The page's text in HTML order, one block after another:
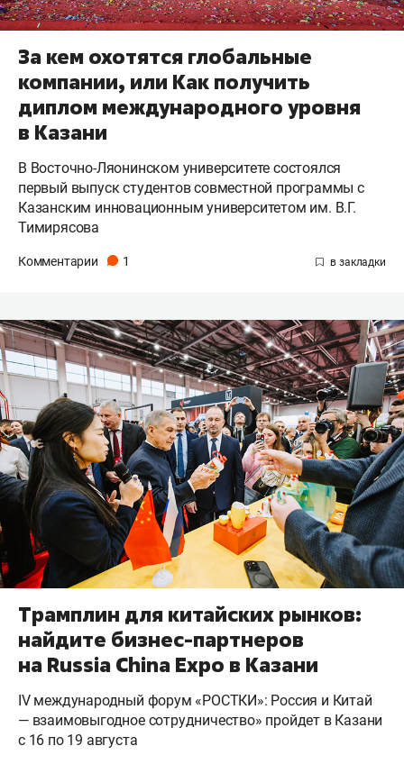
За кем охотятся глобальные
компании, или Как получить
диплом международного уровня
в Казани
В Восточно-Ляонинском университете состоялся
первый выпуск студентов совместной программы с
Казанским инновационным университетом им. В.Г.
Тимирясова
Комментарии 1
Трамплин для китайских рынков:
найдите бизнес-партнеров
на Russia China Expo в Казани
IV международный форум «РОСТКИ»: Россия и Китай
— взаимовыгодное сотрудничество» пройдет в Казани
с 16 по 19 августа